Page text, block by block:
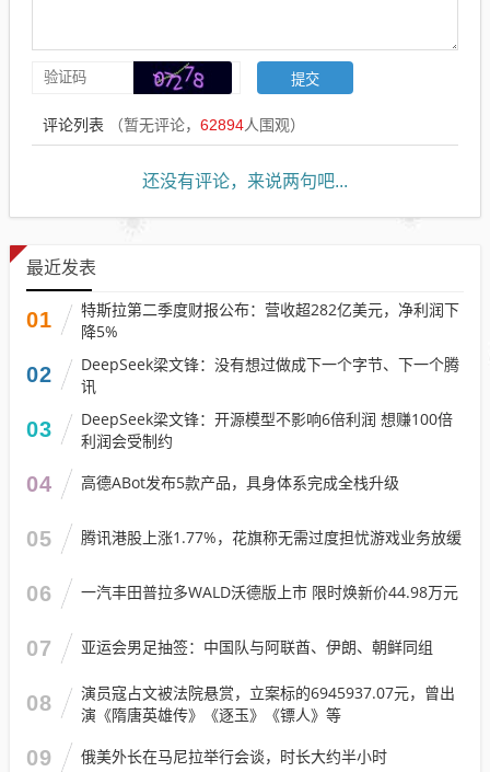
评论列表 （暂无评论， 62894人围观）
还没有评论，来说两句吧...
最近发表
01
特斯拉第二季度财报公布：营收超282亿美元，净利润下
降5%
02
DeepSeek梁文锋：没有想过做成下一个字节、下一个腾
讯
03
DeepSeek梁文锋：开源模型不影响6倍利润 想赚100倍
利润会受制约
04 高德ABot发布5款产品，具身体系完成全栈升级
05 腾讯港股上涨1.77%，花旗称无需过度担忧游戏业务放缓
06 一汽丰田普拉多WALD沃德版上市 限时焕新价44.98万元
07 亚运会男足抽签：中国队与阿联酋、伊朗、朝鲜同组
08
演员寇占文被法院悬赏，立案标的6945937.07元，曾出
演《隋唐英雄传》《逐玉》《镖人》等
09 俄美外长在马尼拉举行会谈，时长大约半小时